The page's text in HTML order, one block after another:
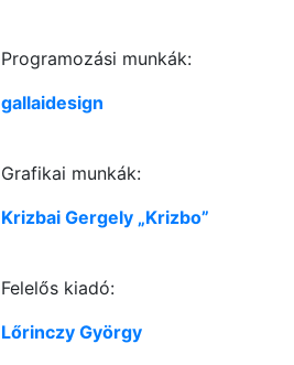
Programozási munkák:
gallaidesign
Grafikai munkák:
Krizbai Gergely „Krizbo”
Felelős kiadó:
Lőrinczy György